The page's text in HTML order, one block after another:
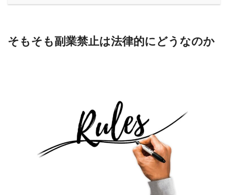
そもそも副業禁止は法律的にどうなのか